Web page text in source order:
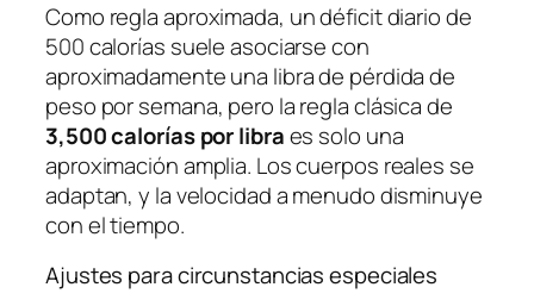
Como regla aproximada, un déficit diario de
500 calorías suele asociarse con
aproximadamente una libra de pérdida de
peso por semana, pero la regla clásica de
3,500 calorías por libraes solo una
aproximación amplia. Los cuerpos reales se
adaptan, y la velocidad a menudo disminuye
con el tiempo.
Ajustes para circunstancias especiales